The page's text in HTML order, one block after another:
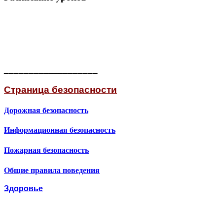
Страница безопасности
Дорожная безопасность
Информационная безопасность
Пожарная безопасность
Общие правила поведения
Здоровье